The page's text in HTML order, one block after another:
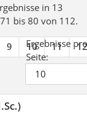
in 13
bis 80 von 112.
9 10 11 12
Ergebnisse pro
Seite: